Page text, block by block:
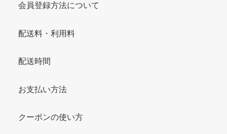
会員登録方法について
配送料・利用料
配送時間
お支払い方法
クーポンの使い方